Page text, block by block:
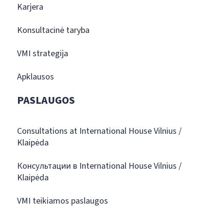
Karjera
Konsultacinė taryba
VMI strategija
Apklausos
PASLAUGOS
Consultations at International House Vilnius /
Klaipėda
Консультации в International House Vilnius /
Klaipėda
VMI teikiamos paslaugos